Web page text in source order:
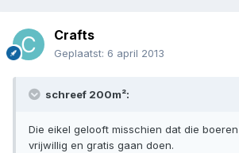
Crafts
Geplaatst: 6 april 2013
schreef 200m²:
Die eikel gelooft misschien dat die
vrijwillig en gratis gaan doen.